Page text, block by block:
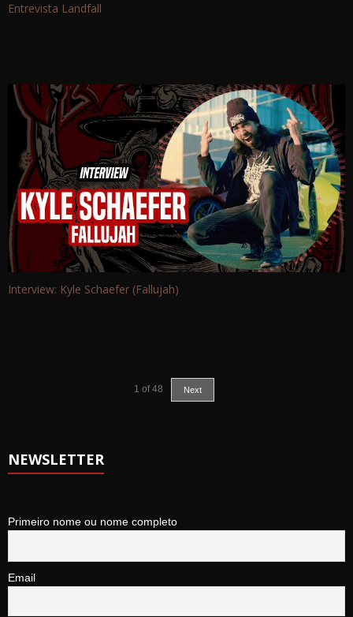
Entrevista Landfall
Interview: Kyle Schaefer (Fallujah)
1 of 48 Next
NEWSLETTER
Primeiro nome ou nome completo
Email